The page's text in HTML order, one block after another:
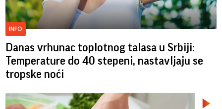
INFO
Danas vrhunac toplotnog talasa u Srbiji:
Temperature do 40 stepeni, nastavljaju se
tropske noći